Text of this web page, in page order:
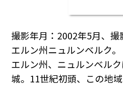
撮影年月：2002年5月、
エルン州ニュルンベルク
エルン州、ニュルンベル
城。11世紀初頭、この地